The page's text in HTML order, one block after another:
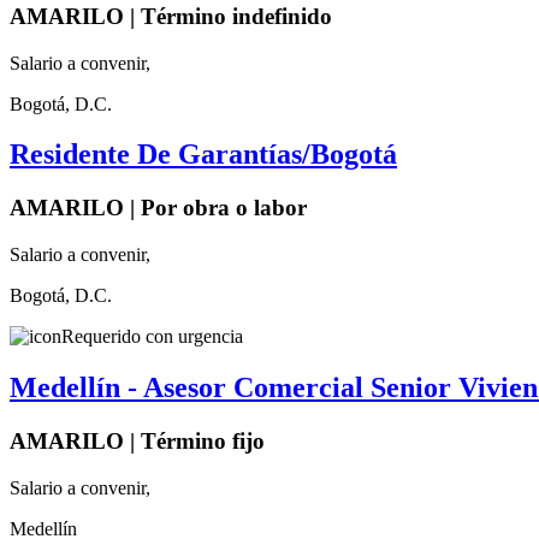
AMARILO | Término indefinido
Salario a convenir,
Bogotá, D.C.
Residente De Garantías/Bogotá
AMARILO | Por obra o labor
Salario a convenir,
Bogotá, D.C.
Requerido con urgencia
Medellín - Asesor Comercial Senior
AMARILO | Término fijo
Salario a convenir,
Medellín